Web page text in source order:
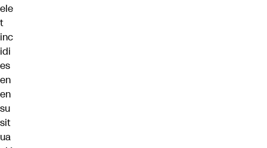
ele
t
inc
idi
es
en
en
su
sit
ua